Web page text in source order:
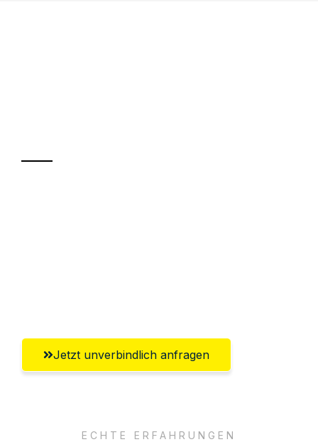
Jetzt unverbindlich anfragen
ECHTE ERFAHRUNGEN